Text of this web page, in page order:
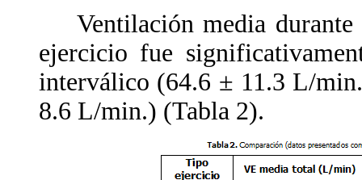
Ventilación media durante
ejercicio fue
interválico (64.6 ± 11.3 L/
8.6 L/min.) (Tabla 2).